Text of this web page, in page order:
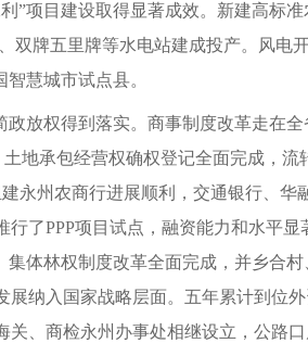
”项目建设取得显著成效。新建高标准
双牌五里牌等水电站建成投产。风电
慧城市试点县。
放权得到落实。商事制度改革走在全
地承包经营权确权登记全面完成，流
永州农商行进展顺利，交通银行、华
了PPP项目试点，融资能力和水平显
体林权制度改革全面完成，并乡合村
展纳入国家战略层面。五年累计到位外
、商检永州办事处相继设立，公路口